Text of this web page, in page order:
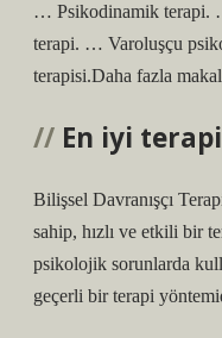
… Psikodinamik terapi.
terapi. … Varoluşçu
terapisi.Daha fazla
En iyi
Bilişsel Davranışçı
sahip, hızlı ve etkili bir
psikolojik sorunlarda
geçerli bir terapi